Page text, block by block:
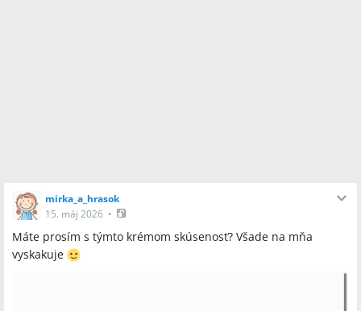
mirka_a_hrasok
15. máj 2026 •
Máte prosím s týmto krémom skúsenosť? Všade na mňa
vyskakuje